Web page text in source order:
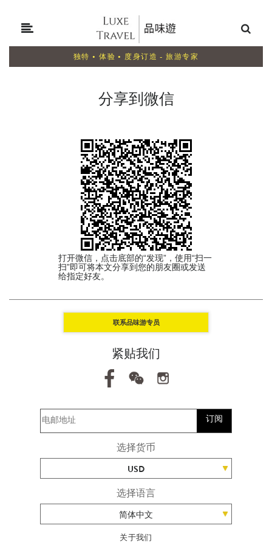
独特 • 体验 • 度身订造 - 旅游专家
分享到微信
打开微信，点击底部的“发现”，使用“扫一
扫”即可将本文分享到您的朋友圈或发送
给指定好友。
联系品味游专员
紧贴我们
订阅
选择货币
USD
选择语言
简体中文
关于我们